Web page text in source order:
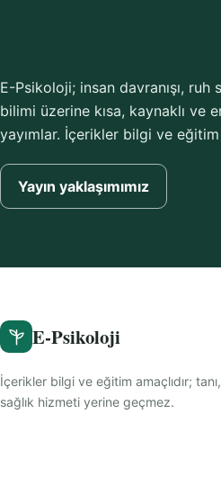
E-Psikoloji; insan davranışı, ruh
bilimi üzerine kısa, kaynaklı ve
yayımlar. İçerikler bilgi ve eğitim
Yayın yaklaşımımız
E-Psikoloji
İçerikler bilgi ve eğitim amaçlıdır;
sağlık hizmeti yerine geçmez.